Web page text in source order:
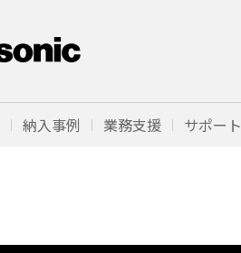
納入事例 業務支援 サポート